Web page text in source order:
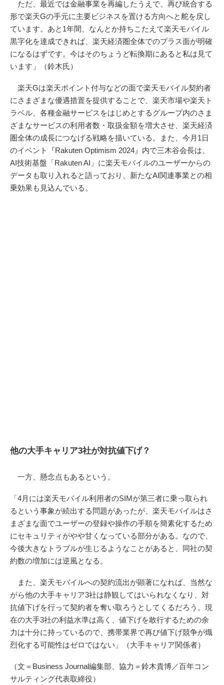
ただ、最近では金融事業を再編したうえで、再び統合する
形で楽天Gの手元に主要ビジネスを置ける方向へと舵を戻し
ています。あと1年間、なんとか持ちこたえて楽天モバイル
黒字化を達成できれば、楽天経済圏全体でのプラス面が明確
になるはずです。今はそのちょうど転換期にあると私は見て
います」（鈴木氏）
楽天Gは楽天ポイント付与などの面で楽天モバイル契約者
にさまざまな優遇措置を提供することで、楽天市場や楽天ト
ラベル、各種金融サービスをはじめとするグループ内のさま
ざまなサービスの利用者数・取扱金額を増大させ、楽天経済
圏全体の成長につなげる戦略を描いている。また、今月1日
のイベント『Rakuten Optimism 2024』内で三木谷会長は、
AI技術基盤「Rakuten AI」に楽天モバイルのユーザーからの
データも取り入れると語っており、新たなAI関連事業との相
乗効果も見込んでいる。
他の大手キャリア3社が対抗値下げ？
一方、懸念点もあるという。
「4月には楽天モバイル利用者のSIMが第三者に乗っ取られ
るという事象が続出する問題があったが、楽天モバイルはさ
まざまな面でユーザーの登録や操作の手順を簡素化するため
にセキュリティがやや甘くなっている部分がある。なので、
今後大きなトラブルが生じるようなことがあると、同社の契
約数の増加には逆風となる。
また、楽天モバイルへの契約流出が顕著になれば、当然な
がら他の大手キャリア3社は静観してはいられなくなり、対
抗値下げを行って契約者を奪い取ろうとしてくるだろう。現
在の大手3社の利益水準は高く、値下げを敢行するための余
力は十分に持っているので、携帯業界で再び値下げ競争が熾
烈化する可能性はゼロではない」（大手キャリア関係者）
（文＝Business Journal編集部、協力＝鈴木貴博／百年コン
サルティング代表取締役）